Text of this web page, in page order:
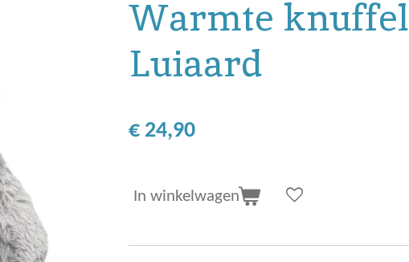
Warmte knuffel
Luiaard
€ 24,90
In winkelwagen